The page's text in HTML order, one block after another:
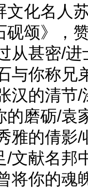
文化名人
砚颂》，
从甚密/
与你称兄
汉的清节
的磨砺/袁
雅的倩影
/文献名邦
将你的魂